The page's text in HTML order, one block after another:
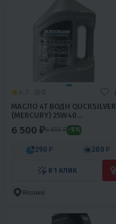
МАСЛО 4T ВОДН QUCKSILVER
(MERCURY) 25W40
ПОЛУСИНТЕТИКА 4Л
6 500 ₽6 850 ₽ -5%
290 ₽ 280 ₽
В 1 КЛИК
Япония